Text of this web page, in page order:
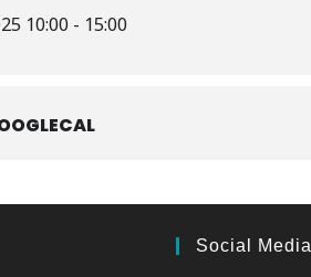
10:00 - 15:00
Social Media